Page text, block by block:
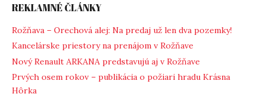
REKLAMNÉ ČLÁNKY
Rožňava – Orechová alej: Na predaj už len dva pozemky!
Kancelárske priestory na prenájom v Rožňave
Nový Renault ARKANA predstavujú aj v Rožňave
Prvých osem rokov – publikácia o požiari hradu Krásna
Hôrka